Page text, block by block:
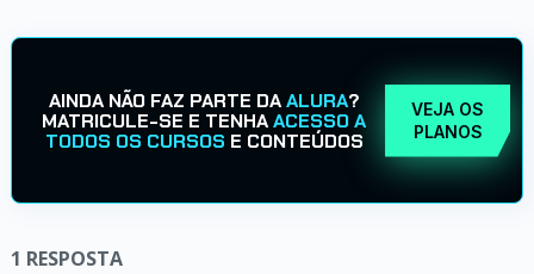
AINDA NÃO FAZ PARTE DAALURA?
MATRICULE-SE E TENHAACESSO A
TODOS OS CURSOS E CONTEÚDOS
VEJA OS
PLANOS
1 RESPOSTA